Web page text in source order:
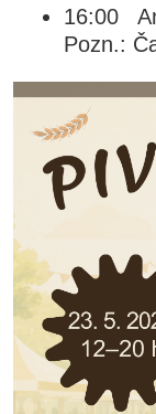
16:00
Pozn.: